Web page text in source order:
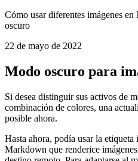
Markdown
Cómo usar diferentes imágenes
22 de mayo de 2022
Modo oscuro para
Si desea distinguir sus activos de
combinación de colores, una
posible ahora.